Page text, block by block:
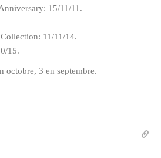
15/11/11.
11/11/14.
15.
octobre, 3 en septembre.